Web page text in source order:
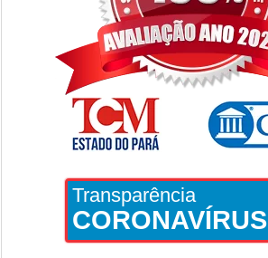
Transparência
CORONAVÍRUS